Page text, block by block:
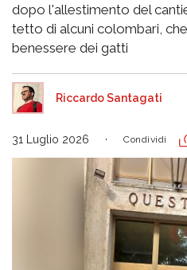
dopo l'allestimento del
tetto di alcuni colombari,
benessere dei gatti
Riccardo Santagati
31 Luglio 2026 Condividi